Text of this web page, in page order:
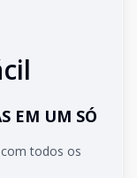
EM UM SÓ
todos os